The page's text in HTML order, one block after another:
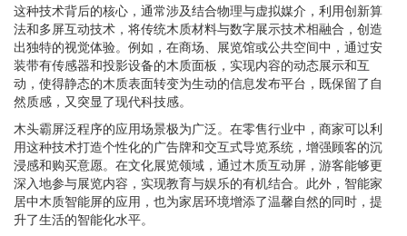
这种技术背后的核心，通常涉及结合物理与虚拟媒介，利用创新算
法和多屏互动技术，将传统木质材料与数字展示技术相融合，创造
出独特的视觉体验。例如，在商场、展览馆或公共空间中，通过安
装带有传感器和投影设备的木质面板，实现内容的动态展示和互
动，使得静态的木质表面转变为生动的信息发布平台，既保留了自
然质感，又突显了现代科技感。
木头霸屏泛程序的应用场景极为广泛。在零售行业中，商家可以利
用这种技术打造个性化的广告牌和交互式导览系统，增强顾客的沉
浸感和购买意愿。在文化展览领域，通过木质互动屏，游客能够更
深入地参与展览内容，实现教育与娱乐的有机结合。此外，智能家
居中木质智能屏的应用，也为家居环境增添了温馨自然的同时，提
升了生活的智能化水平。